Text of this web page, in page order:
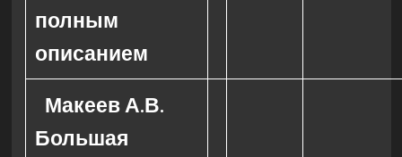
полным
описанием
Макеев А.В.
Большая